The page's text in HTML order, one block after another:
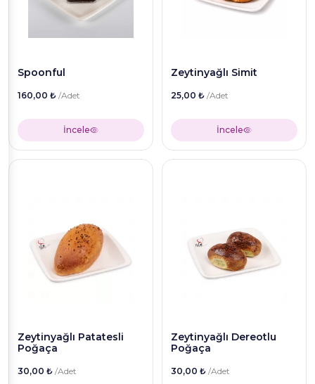
Spoonful
160,00 ₺ /Adet
İncele
Zeytinyağlı Simit
25,00 ₺ /Adet
İncele
Zeytinyağlı Patatesli
Poğaça
30,00 ₺ /Adet
Zeytinyağlı Dereotlu
Poğaça
30,00 ₺ /Adet